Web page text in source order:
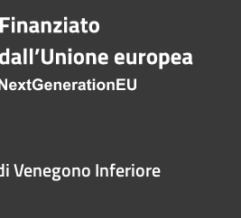
Venegono Inferiore